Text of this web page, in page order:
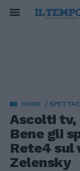
HOME
Ascolti tv,
Bene gli
Rete4 sul
Zelensky